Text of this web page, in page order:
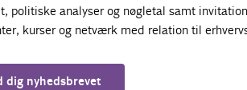
politiske analyser og nøgletal samt
kurser og netværk med relation til
dig nyhedsbrevet